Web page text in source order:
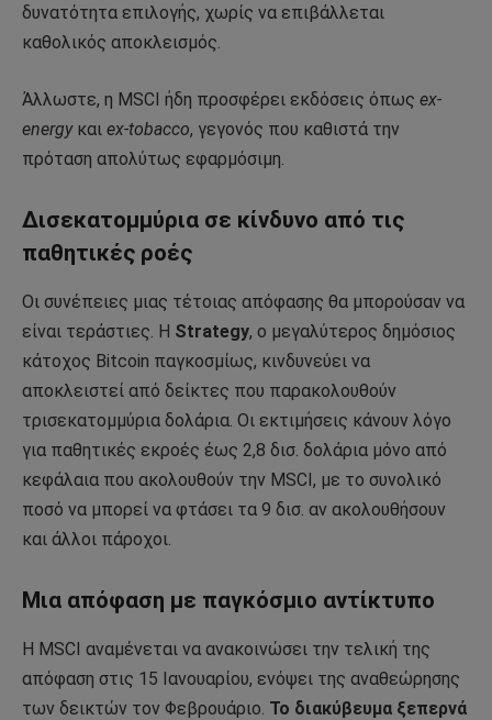
δυνατότητα επιλογής, χωρίς να επιβάλλεται
καθολικός αποκλεισμός.
Άλλωστε, η MSCI ήδη προσφέρει εκδόσεις όπως ex-
energyκαι ex-tobacco, γεγονός που καθιστά την
πρόταση απολύτως εφαρμόσιμη.
Δισεκατομμύρια σε κίνδυνο από τις
παθητικές ροές
Οι συνέπειες μιας τέτοιας απόφασης θα μπορούσαν να
είναι τεράστιες. Η Strategy, ο μεγαλύτερος δημόσιος
κάτοχος Bitcoin παγκοσμίως, κινδυνεύει να
αποκλειστεί από δείκτες που παρακολουθούν
τρισεκατομμύρια δολάρια. Οι εκτιμήσεις κάνουν λόγο
για παθητικές εκροές έως 2,8 δισ. δολάρια μόνο από
κεφάλαια που ακολουθούν την MSCI, με το συνολικό
ποσό να μπορεί να φτάσει τα 9 δισ. αν ακολουθήσουν
και άλλοι πάροχοι.
Μια απόφαση με παγκόσμιο αντίκτυπο
Η MSCI αναμένεται να ανακοινώσει την τελική της
απόφαση στις 15 Ιανουαρίου, ενόψει της αναθεώρησης
των δεικτών τον Φεβρουάριο. Το διακύβευμα ξεπερνά